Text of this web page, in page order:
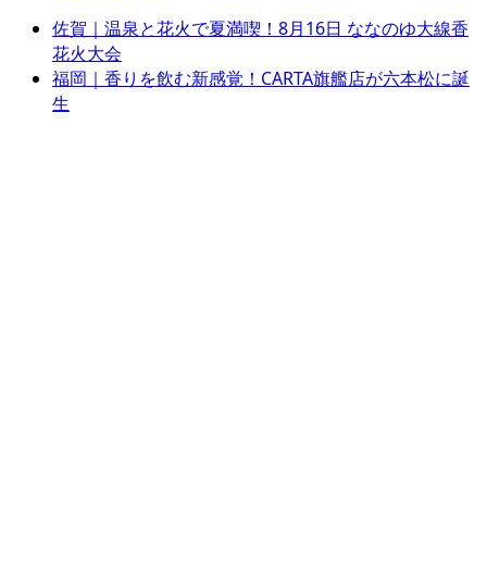
佐賀｜温泉と花火で夏満喫！8月16日 ななのゆ大線香
花火大会
福岡｜香りを飲む新感覚！CARTA旗艦店が六本松に誕
生